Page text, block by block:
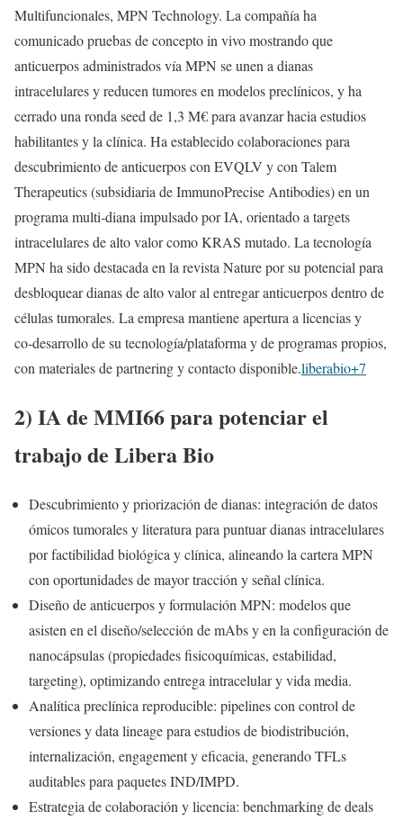
Multifuncionales, MPN Technology. La compañía ha
comunicado pruebas de concepto in vivo mostrando que
anticuerpos administrados vía MPN se unen a dianas
intracelulares y reducen tumores en modelos preclínicos, y ha
cerrado una ronda seed de 1,3 M€ para avanzar hacia estudios
habilitantes y la clínica. Ha establecido colaboraciones para
descubrimiento de anticuerpos con EVQLV y con Talem
Therapeutics (subsidiaria de ImmunoPrecise Antibodies) en un
programa multi‑diana impulsado por IA, orientado a targets
intracelulares de alto valor como KRAS mutado. La tecnología
MPN ha sido destacada en la revista Nature por su potencial para
desbloquear dianas de alto valor al entregar anticuerpos dentro de
células tumorales. La empresa mantiene apertura a licencias y
co‑desarrollo de su tecnología/plataforma y de programas propios,
con materiales de partnering y contacto disponible.liberabio+7
2) IA de MMI66 para potenciar el
trabajo de Libera Bio
Descubrimiento y priorización de dianas: integración de datos
ómicos tumorales y literatura para puntuar dianas intracelulares
por factibilidad biológica y clínica, alineando la cartera MPN
con oportunidades de mayor tracción y señal clínica.
Diseño de anticuerpos y formulación MPN: modelos que
asisten en el diseño/selección de mAbs y en la configuración de
nanocápsulas (propiedades fisicoquímicas, estabilidad,
targeting), optimizando entrega intracelular y vida media.
Analítica preclínica reproducible: pipelines con control de
versiones y data lineage para estudios de biodistribución,
internalización, engagement y eficacia, generando TFLs
auditables para paquetes IND/IMPD.
Estrategia de colaboración y licencia: benchmarking de deals